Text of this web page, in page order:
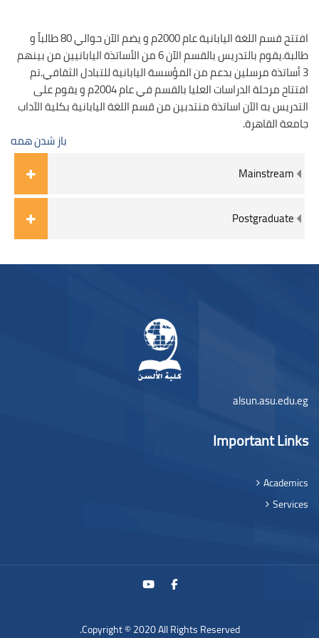
افتتح قسم اللغة اليابانية عام 2000م و يضم الآن حوالي 80 طالباً و
طالبة.يقوم بالتدريس بالقسم الآن 6 من الأساتذة اليابانيين من بينهم
3 أساتذة مرسلين بدعم من المؤسسة اليابانية للتبادل الثقافي.تم
افتتاح مرحلة الدراسات العليا بالقسم في عام 2004م و يقوم على
التدريس به الآن اساتذة منتدبين من قسم اللغة اليابانية بكلية الآداب
جامعة القاهرة.
باز شدن همه
Mainstream
Postgraduate
بلوک‌ها
alsun.asu.edu.eg
Important Links
Academics
Services
Copyright © 2020 All Rights Reserved.